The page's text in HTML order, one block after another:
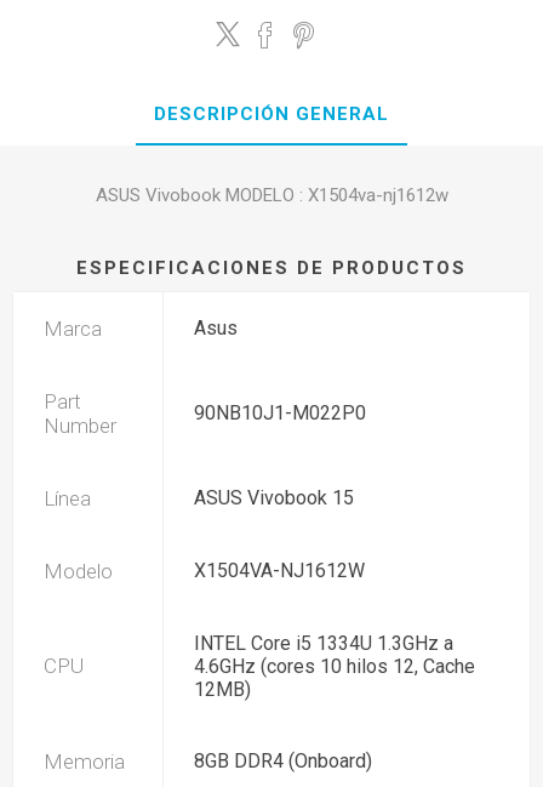
DESCRIPCIÓN GENERAL
ASUS Vivobook MODELO : X1504va-nj1612w
ESPECIFICACIONES DE PRODUCTOS
Marca Asus
Part
Number
90NB10J1-M022P0
Línea ASUS Vivobook 15
Modelo X1504VA-NJ1612W
CPU
INTEL Core i5 1334U 1.3GHz a
4.6GHz (cores 10 hilos 12, Cache
12MB)
Memoria 8GB DDR4 (Onboard)